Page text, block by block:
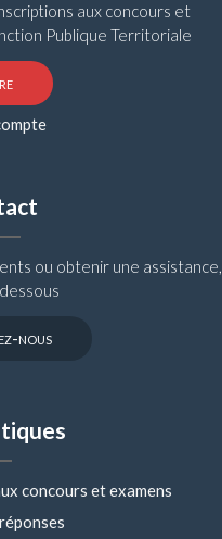
aux concours et
Publique Territoriale
ou obtenir une assistance,
nous
concours et examens